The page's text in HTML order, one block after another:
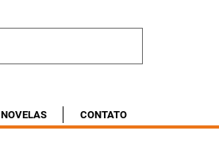
NOVELAS CONTATO